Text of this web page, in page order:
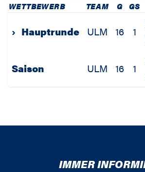
WETTBEWERB TEAM G GS
› Hauptrunde ULM 16 1
Saison ULM 16 1
IMMER